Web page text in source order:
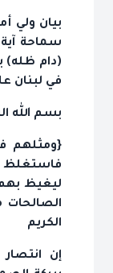
بيان ولي
سماحة
(دام ظله)
في لبنان
بسم الله
{ومثلهم
فاستغلظ
ليغيظ بهم
الصالحات
الكريم
إن